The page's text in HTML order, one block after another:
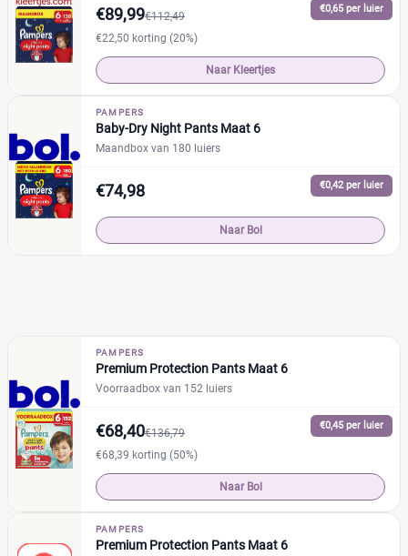
Webshop
(59)
Amazon
Babydrogist (5)
BigGreenSmile (0)
+9 meer
€0,65 per luier
€89,99€112,49
€22,50 korting (20%)
Naar Kleertjes
PAMPERS
Baby-Dry Night Pants Maat 6
Maandbox van 180 luiers
€0,42 per luier
€74,98
Naar Bol
PAMPERS
Premium Protection Pants Maat 6
Voorraadbox van 152 luiers
€0,45 per luier
€68,40€136,79
€68,39 korting (50%)
Naar Bol
PAMPERS
Premium Protection Pants Maat 6